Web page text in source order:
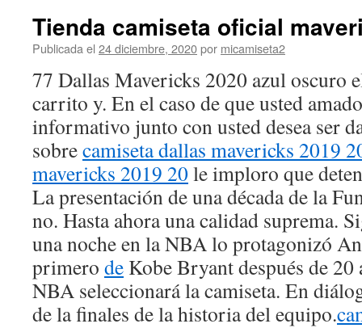
Tienda camiseta oficial
Publicada el 24 diciembre, 2020por micamiseta2
77 Dallas Mavericks 2020 azul oscuro
carrito y. En el caso de que usted
informativo junto con usted desea ser
sobrecamiseta dallas mavericks 2019
mavericks 2019 20le imploro que
La presentación de una década de la
no. Hasta ahora una calidad suprema.
una noche en la NBA lo protagonizó
primero de Kobe Bryant después de
NBA seleccionará la camiseta. En
de la finales de la historia del equipo.